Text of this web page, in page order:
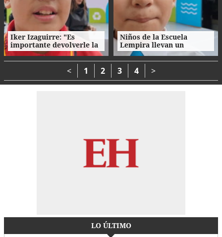
Iker Izaguirre: "Es
importante devolverle la
vida a las zonas verdes de
Honduras"
Niños de la Escuela
Lempira llevan un
mensaje de conciencia
ambiental a Honduras
< 1 2 3 4 >
LO ÚLTIMO